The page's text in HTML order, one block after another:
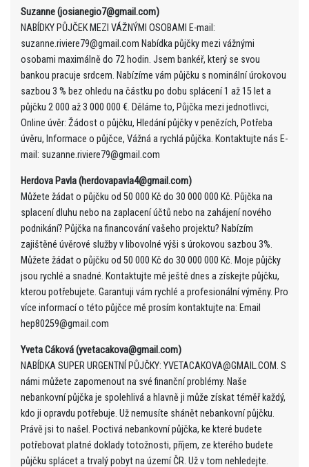
Suzanne (josianegio7@gmail.com)
NABÍDKY PŮJČEK MEZI VÁŽNÝMI OSOBAMI E-mail:
suzanne.riviere79@gmail.com Nabídka půjčky mezi vážnými
osobami maximálně do 72 hodin. Jsem bankéř, který se svou
bankou pracuje srdcem. Nabízíme vám půjčku s nominální úrokovou
sazbou 3 % bez ohledu na částku po dobu splácení 1 až 15 let a
půjčku 2 000 až 3 000 000 €. Děláme to, Půjčka mezi jednotlivci,
Online úvěr: Žádost o půjčku, Hledání půjčky v penězích, Potřeba
úvěru, Informace o půjčce, Vážná a rychlá půjčka. Kontaktujte nás E-
mail: suzanne.riviere79@gmail.com
Herdova Pavla (herdovapavla4@gmail.com)
Můžete žádat o půjčku od 50 000 Kč do 30 000 000 Kč. Půjčka na
splacení dluhu nebo na zaplacení účtů nebo na zahájení nového
podnikání? Půjčka na financování vašeho projektu? Nabízím
zajištěné úvěrové služby v libovolné výši s úrokovou sazbou 3%.
Můžete žádat o půjčku od 50 000 Kč do 30 000 000 Kč. Moje půjčky
jsou rychlé a snadné. Kontaktujte mě ještě dnes a získejte půjčku,
kterou potřebujete. Garantuji vám rychlé a profesionální výměny. Pro
více informací o této půjčce mě prosím kontaktujte na: Email
hep80259@gmail.com
Yveta Cáková (yvetacakova@gmail.com)
NABÍDKA SUPER URGENTNÍ PŮJČKY: YVETACAKOVA@GMAIL.COM. S
námi můžete zapomenout na své finanční problémy. Naše
nebankovní půjčka je spolehlivá a hlavně ji může získat téměř každý,
kdo ji opravdu potřebuje. Už nemusíte shánět nebankovní půjčku.
Právě jsi to našel. Poctivá nebankovní půjčka, ke které budete
potřebovat platné doklady totožnosti, příjem, ze kterého budete
půjčku splácet a trvalý pobyt na území ČR. Už v tom nehledejte.